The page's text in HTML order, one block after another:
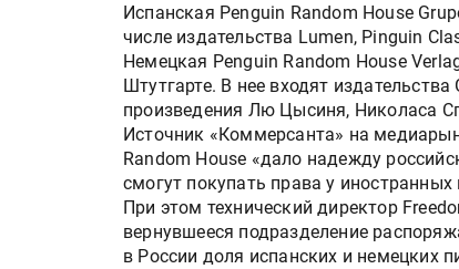
Испанская Penguin Random House
числе издательства Lumen, Pinguin
Немецкая Penguin Random House
Штутгарте. В нее входят
произведения Лю Цысиня, Николаса
Источник «Коммерсанта» на
Random House «дало надежду
смогут покупать права у иностранных
При этом технический директор
вернувшееся подразделение
в России доля испанских и немецких